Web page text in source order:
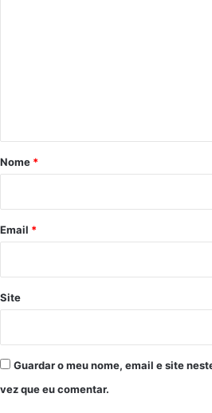
r
*
Nome *
Email *
Site
Guardar o meu nome, email e site
vez que eu comentar.